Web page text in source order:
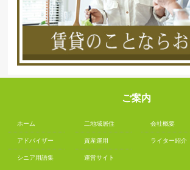
ご案内
ホーム
アドバイザー
シニア用語集
二地域居住
資産運用
運営サイト
会社概要
ライター紹介